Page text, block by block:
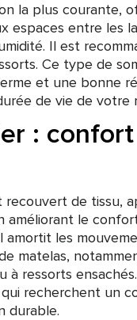
la plus courante,
espaces entre les
Il est
Ce type de
et une bonne
de vie de votre
:
recouvert de tissu,
améliorant le
amortit les
matelas,
à ressorts
recherchent un
durable.